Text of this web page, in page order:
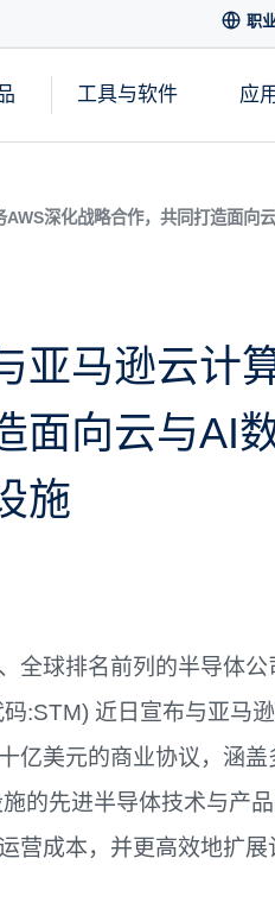
职
工具与软件 应用
深化战略合作，共同打造面向
亚马逊云计
面向云与AI
施
全球排名前列的半导体
:STM) 近日宣布与亚马
亿美元的商业协议，涵
的先进半导体技术与产
营成本，并更高效地扩展